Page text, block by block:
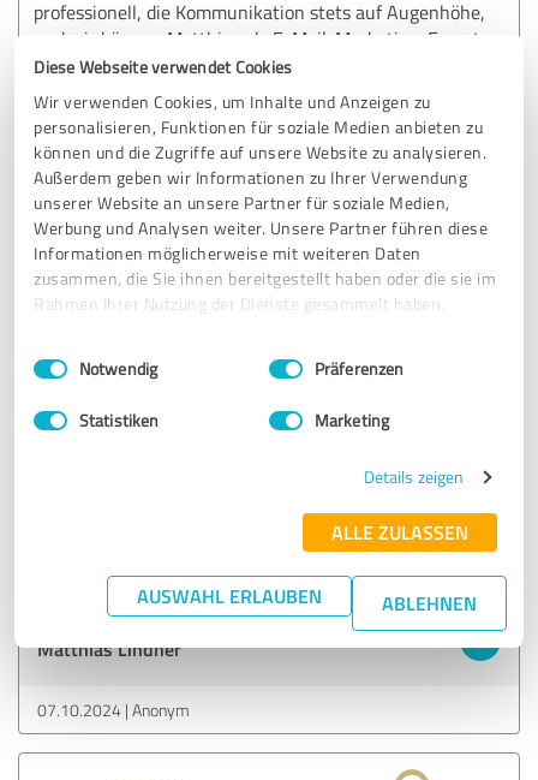
Diese Webseite verwendet Cookies
Wir verwenden Cookies, um Inhalte und Anzeigen zu
personalisieren, Funktionen für soziale Medien anbieten zu
können und die Zugriffe auf unsere Website zu analysieren.
Außerdem geben wir Informationen zu Ihrer Verwendung
unserer Website an unsere Partner für soziale Medien,
Werbung und Analysen weiter. Unsere Partner führen diese
Informationen möglicherweise mit weiteren Daten
zusammen, die Sie ihnen bereitgestellt haben oder die sie im
Rahmen Ihrer Nutzung der Dienste gesammelt haben.
Impressum Datenschutzbestimmungen
Einwilligungsauswahl
Notwendig Präferenzen
Statistiken Marketing
Details zeigen
ALLE ZULASSEN
AUSWAHL ERLAUBEN ABLEHNEN
professionell, die Kommunikation stets auf Augenhöhe,
und wir können Matthias als E-Mail-Marketing-Experten
uneingeschränkt weiterempfehlen!
Erfahrungsbericht & Bewertung zu:
Matthias Lindner
24.06.2025 Anonym
5,00 von 5
SEHR GUT Empfehlung
Matthias hat in kürzer Zeit unseren Marketing Kanal Mail
Er ist ein guter Berater in diesem Bereich und bringt
eigenständig gute Ideen mit. Kann ich nur uneingeschränkt
Erfahrungsbericht & Bewertung zu:
Matthias Lindner
07.10.2024 Anonym